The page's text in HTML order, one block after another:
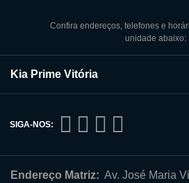
Confira endereços, telefones e
unidade abaixo:
Kia Prime Vitória
SIGA-NOS:
Endereço Matriz: Av. José Maria